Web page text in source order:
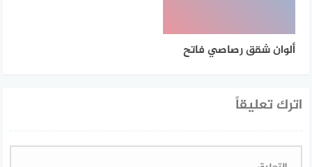
ألوان شقق رصاصي فاتح
اترك تعليقاً